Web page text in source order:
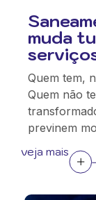
muda
Quem tem,
Quem não
previnem
veja mais